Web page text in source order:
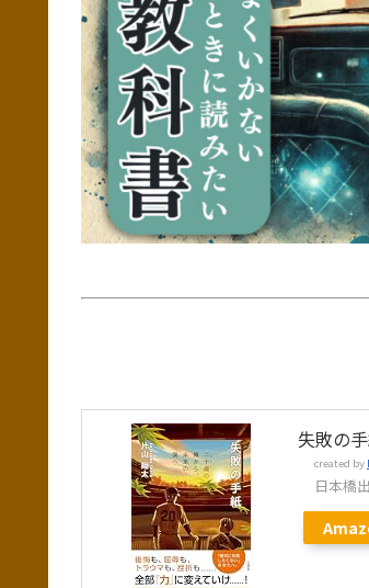
失敗の
created by
日本橋